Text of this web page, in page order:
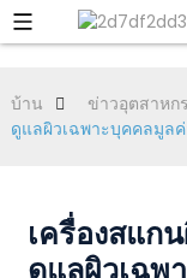
บ้าน ข่าวอุตสาหก
ดูแลผิวเฉพาะบุคคลมูล
เครื่องสแก